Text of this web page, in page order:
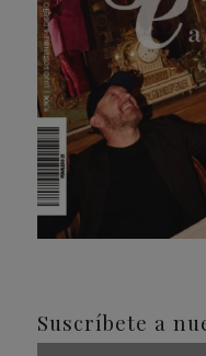
Suscríbete a